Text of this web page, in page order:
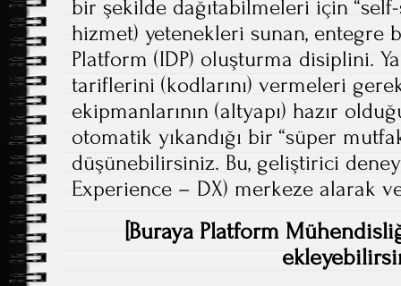
bir şekilde dağıtabilmeleri için
hizmet) yetenekleri sunan, entegre
Platform (IDP) oluşturma disiplini.
tariflerini (kodlarını) vermeleri
ekipmanlarının (altyapı) hazır
otomatik yıkandığı bir “süper
düşünebilirsiniz. Bu, geliştirici
Experience – DX) merkeze alarak
[Buraya Platform